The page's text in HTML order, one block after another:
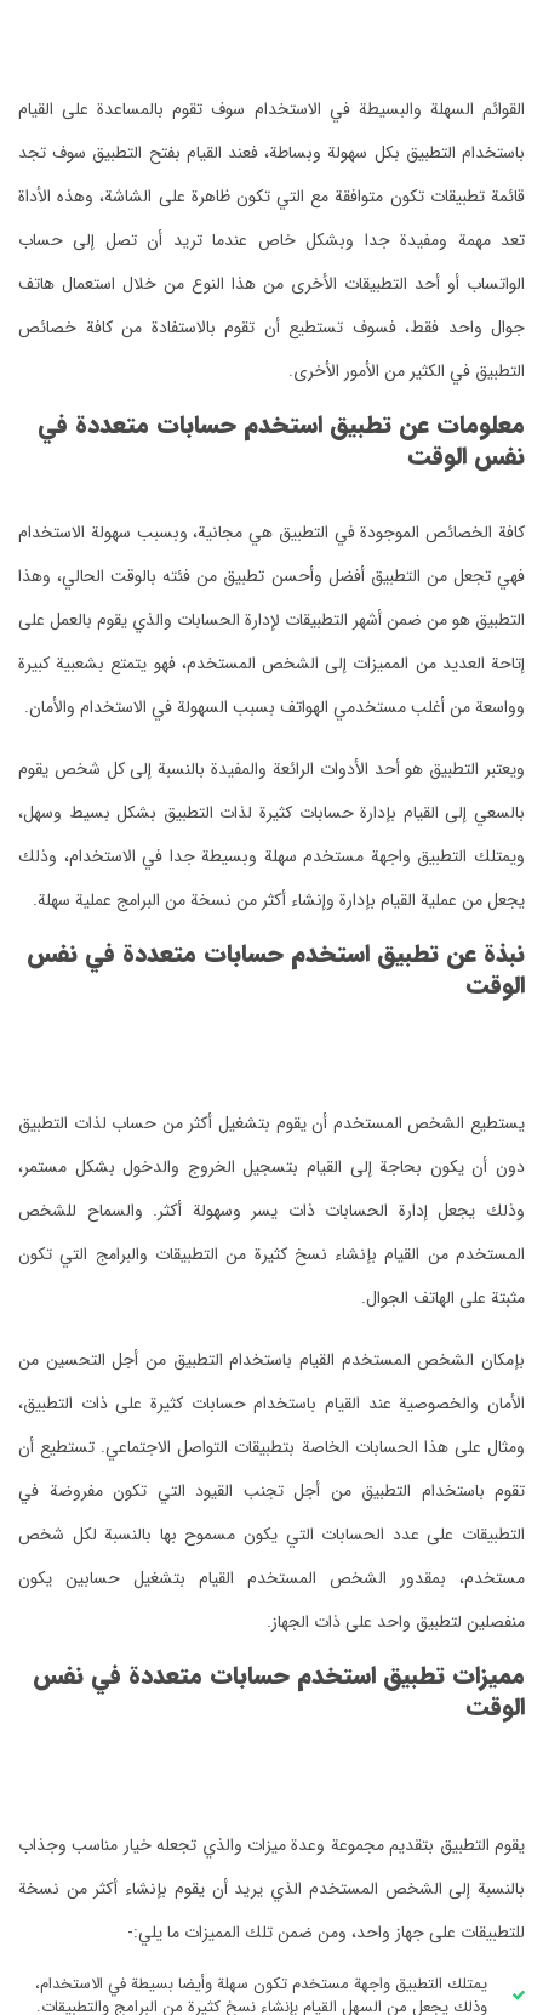
القوائم السهلة والبسيطة في الاستخدام سوف تقوم بالمساعدة على القيام
باستخدام التطبيق بكل سهولة وبساطة، فعند القيام بفتح التطبيق سوف تجد
قائمة تطبيقات تكون متوافقة مع التي تكون ظاهرة على الشاشة، وهذه الأداة
تعد مهمة ومفيدة جدا وبشكل خاص عندما تريد أن تصل إلى حساب
الواتساب أو أحد التطبيقات الأخرى من هذا النوع من خلال استعمال هاتف
جوال واحد فقط، فسوف تستطيع أن تقوم بالاستفادة من كافة خصائص
التطبيق في الكثير من الأمور الأخرى.
معلومات عن تطبيق استخدم حسابات متعددة في
نفس الوقت
كافة الخصائص الموجودة في التطبيق هي مجانية، وبسبب سهولة الاستخدام
فهي تجعل من التطبيق أفضل وأحسن تطبيق من فئته بالوقت الحالي، وهذا
التطبيق هو من ضمن أشهر التطبيقات لإدارة الحسابات والذي يقوم بالعمل على
إتاحة العديد من المميزات إلى الشخص المستخدم، فهو يتمتع بشعبية كبيرة
وواسعة من أغلب مستخدمي الهواتف بسبب السهولة في الاستخدام والأمان.
ويعتبر التطبيق هو أحد الأدوات الرائعة والمفيدة بالنسبة إلى كل شخص يقوم
بالسعي إلى القيام بإدارة حسابات كثيرة لذات التطبيق بشكل بسيط وسهل،
ويمتلك التطبيق واجهة مستخدم سهلة وبسيطة جدا في الاستخدام، وذلك
يجعل من عملية القيام بإدارة وإنشاء أكثر من نسخة من البرامج عملية سهلة.
نبذة عن تطبيق استخدم حسابات متعددة في نفس
الوقت
يستطيع الشخص المستخدم أن يقوم بتشغيل أكثر من حساب لذات التطبيق
دون أن يكون بحاجة إلى القيام بتسجيل الخروج والدخول بشكل مستمر،
وذلك يجعل إدارة الحسابات ذات يسر وسهولة أكثر. والسماح للشخص
المستخدم من القيام بإنشاء نسخ كثيرة من التطبيقات والبرامج التي تكون
مثبتة على الهاتف الجوال.
بإمكان الشخص المستخدم القيام باستخدام التطبيق من أجل التحسين من
الأمان والخصوصية عند القيام باستخدام حسابات كثيرة على ذات التطبيق،
ومثال على هذا الحسابات الخاصة بتطبيقات التواصل الاجتماعي. تستطيع أن
تقوم باستخدام التطبيق من أجل تجنب القيود التي تكون مفروضة في
التطبيقات على عدد الحسابات التي يكون مسموح بها بالنسبة لكل شخص
مستخدم، بمقدور الشخص المستخدم القيام بتشغيل حسابين يكون
منفصلين لتطبيق واحد على ذات الجهاز.
مميزات تطبيق استخدم حسابات متعددة في نفس
الوقت
يقوم التطبيق بتقديم مجموعة وعدة ميزات والذي تجعله خيار مناسب وجذاب
بالنسبة إلى الشخص المستخدم الذي يريد أن يقوم بإنشاء أكثر من نسخة
للتطبيقات على جهاز واحد، ومن ضمن تلك المميزات ما يلي:-
يمتلك التطبيق واجهة مستخدم تكون سهلة وأيضا بسيطة في الاستخدام،
وذلك يجعل من السهل القيام بإنشاء نسخ كثيرة من البرامج والتطبيقات.